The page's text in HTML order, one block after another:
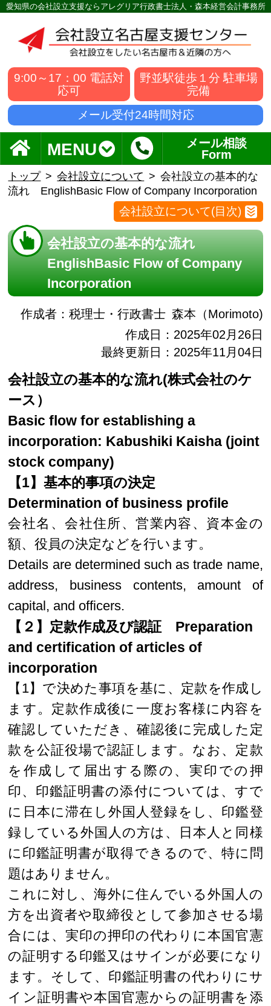
愛知県の会社設立支援ならアレグリア行政書士法人・森本経営会計事務所
9:00～17：00 電話対
応可
野並駅徒歩１分 駐車場
完備
メール受付24時間対応
MENU
メール相談
Form
トップ 会社設立について
会社設立の基本的な
流れ EnglishBasic Flow of Company Incorporation
会社設立について(目次)
会社設立の基本的な流れ
EnglishBasic Flow of Company
Incorporation
作成者： 税理士・行政書士 森本（Morimoto)
作成日：2025年02月26日
最終更新日：2025年11月04日
会社設立の基本的な流れ(株式会社のケ
ース）
Basic flow for establishing a
incorporation: Kabushiki Kaisha (joint
stock company)
【1】基本的事項の決定
Determination of business profile
会社名、会社住所、営業内容、資本金の
額、役員の決定などを行います。
Details are determined such as trade name,
address, business contents, amount of
capital, and officers.
【２】定款作成及び認証 Preparation
and certification of articles of
incorporation
【1】で決めた事項を基に、定款を作成し
ます。定款作成後に一度お客様に内容を
確認していただき、確認後に完成した定
款を公証役場で認証します。なお、定款
を作成して届出する際の、実印での押
印、印鑑証明書の添付については、すで
に日本に滞在し外国人登録をし、印鑑登
録している外国人の方は、日本人と同様
に印鑑証明書が取得できるので、特に問
題はありません。
これに対し、海外に住んでいる外国人の
方を出資者や取締役として参加させる場
合には、実印の押印の代わりに本国官憲
の証明する印鑑又はサインが必要になり
ます。そして、印鑑証明書の代わりにサ
イン証明書や本国官憲からの証明書を添